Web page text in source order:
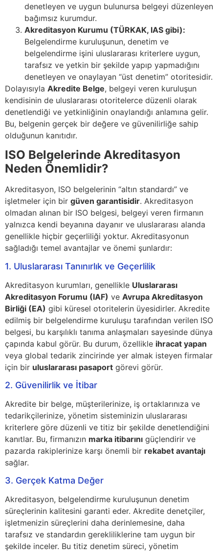
denetleyen ve uygun bulunursa belgeyi düzenleyen
bağımsız kurumdur.
Akreditasyon Kurumu (TÜRKAK, IAS gibi):
Belgelendirme kuruluşunun, denetim ve
belgelendirme işini uluslararası kriterlere uygun,
tarafsız ve yetkin bir şekilde yapıp yapmadığını
denetleyen ve onaylayan “üst denetim” otoritesidir.
Dolayısıyla Akredite Belge, belgeyi veren kuruluşun
kendisinin de uluslararası otoritelerce düzenli olarak
denetlendiği ve yetkinliğinin onaylandığı anlamına gelir.
Bu, belgenin gerçek bir değere ve güvenilirliğe sahip
olduğunun kanıtıdır.
ISO Belgelerinde Akreditasyon
Neden Önemlidir?
Akreditasyon, ISO belgelerinin “altın standardı” ve
işletmeler için bir güven garantisidir. Akreditasyon
olmadan alınan bir ISO belgesi, belgeyi veren firmanın
yalnızca kendi beyanına dayanır ve uluslararası alanda
genellikle hiçbir geçerliliği yoktur. Akreditasyonun
sağladığı temel avantajlar ve önemi şunlardır:
1. Uluslararası Tanınırlık ve Geçerlilik
Akreditasyon kurumları, genellikle Uluslararası
Akreditasyon Forumu (IAF) ve Avrupa Akreditasyon
Birliği (EA) gibi küresel otoritelerin üyesidirler. Akredite
edilmiş bir belgelendirme kuruluşu tarafından verilen ISO
belgesi, bu karşılıklı tanıma anlaşmaları sayesinde dünya
çapında kabul görür. Bu durum, özellikle ihracat yapan
veya global tedarik zincirinde yer almak isteyen firmalar
için bir uluslararası pasaport görevi görür.
2. Güvenilirlik ve İtibar
Akredite bir belge, müşterilerinize, iş ortaklarınıza ve
tedarikçilerinize, yönetim sisteminizin uluslararası
kriterlere göre düzenli ve titiz bir şekilde denetlendiğini
kanıtlar. Bu, firmanızın marka itibarını güçlendirir ve
pazarda rakiplerinize karşı önemli bir rekabet avantajı
sağlar.
3. Gerçek Katma Değer
Akreditasyon, belgelendirme kuruluşunun denetim
süreçlerinin kalitesini garanti eder. Akredite denetçiler,
işletmenizin süreçlerini daha derinlemesine, daha
tarafsız ve standardın gerekliliklerine tam uygun bir
şekilde inceler. Bu titiz denetim süreci, yönetim